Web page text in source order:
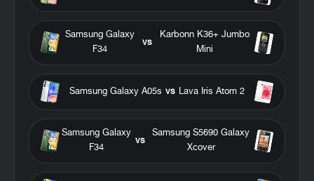
Karbonn K36+ Jumbo
Mini
vs
Samsung Galaxy
F34
Lava Iris Atom 2
vs
Samsung Galaxy A05s
Samsung S5690 Galaxy
Xcover
vs
Samsung Galaxy
F34